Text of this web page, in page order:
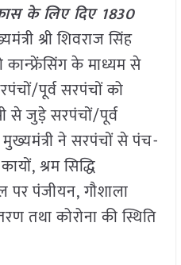
के लिए दिए 1830
श्री शिवराज सिंह
कान्फ्रेंसिंग के माध्यम से
पूर्व सरपंचों को
से जुड़े सरपंचों/पूर्व
ने सरपंचों से पंच-
श्रम सिद्धि
पर पंजीयन, गौशाला
तथा कोरोना की स्थिति